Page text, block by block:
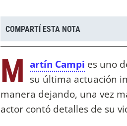
COMPARTÍ ESTA NOTA
M artín Campi es uno
su última actuación
manera dejando, una vez
actor contó detalles de su